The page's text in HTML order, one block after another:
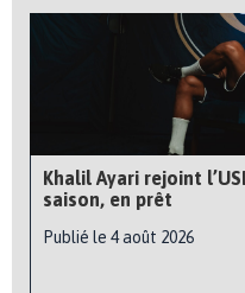
Khalil Ayari rejoint
saison, en prêt
Publié le 4 août 2026